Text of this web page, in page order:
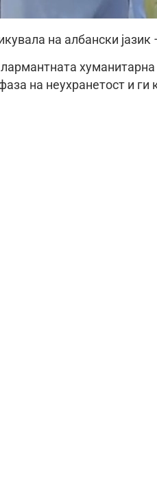
на албански јазик
хуманитарна
на неухранетост и ги